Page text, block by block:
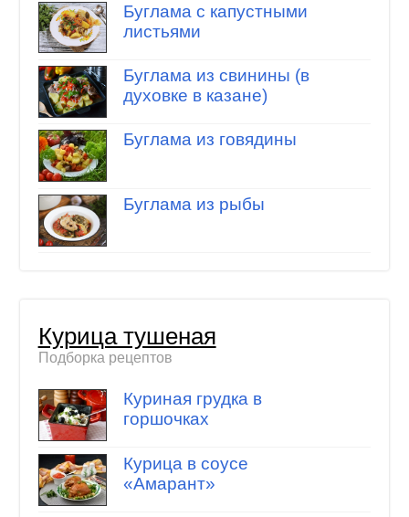
Буглама с капустными
листьями
Буглама из свинины (в
духовке в казане)
Буглама из говядины
Буглама из рыбы
Курица тушеная
Подборка рецептов
Куриная грудка в
горшочках
Курица в соусе
«Амарант»